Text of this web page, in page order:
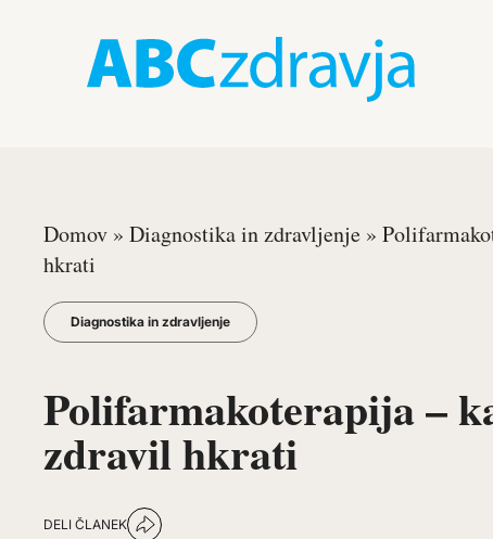
Domov » Diagnostika in zdravljenje »
hkrati
Diagnostika in zdravljenje
Polifarmakoterapija –
zdravil hkrati
DELI ČLANEK